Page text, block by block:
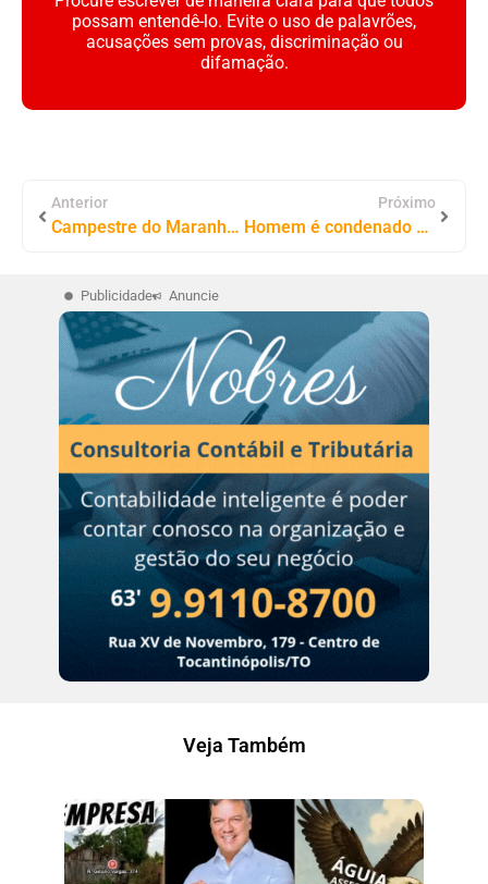
possam entendê-lo. Evite o uso de palavrões,
acusações sem provas, discriminação ou
difamação.
Anterior
Campestre do Maranhão: Ex-prefeito Valmir Morais é Detido sob Acusação de Violência Doméstica
Próximo
Homem é condenado a mais de 31 anos de prisão por homicídio qualificado após investigações da Polícia Civil do Tocantins
Publicidade Anuncie
Veja Também